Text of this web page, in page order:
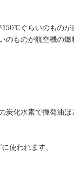
150℃ぐらいのものが
のものが航空機の燃
炭化水素で揮発油ほ
使われます。